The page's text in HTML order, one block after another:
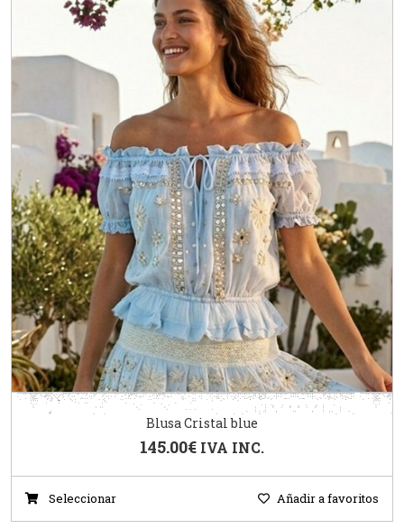
Blusa Cristal blue
145.00€ IVA INC.
Seleccionar Añadir a favoritos